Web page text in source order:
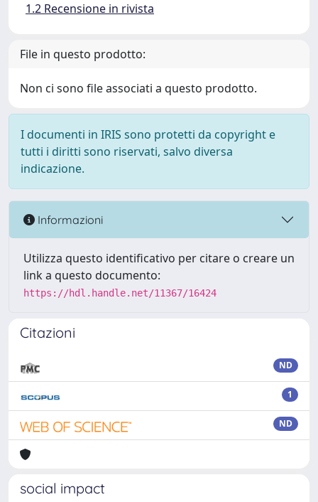
1.2 Recensione in rivista
File in questo prodotto:
Non ci sono file associati a questo prodotto.
I documenti in IRIS sono protetti da copyright e
tutti i diritti sono riservati, salvo diversa
indicazione.
Informazioni
Utilizza questo identificativo per citare o creare un
link a questo documento:
https://hdl.handle.net/11367/16424
Citazioni
ND
1
ND
social impact